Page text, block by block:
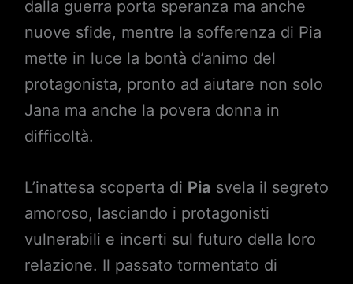
dalla guerra porta speranza ma anche
nuove sfide, mentre la sofferenza di Pia
mette in luce la bontà d’animo del
protagonista, pronto ad aiutare non solo
Jana ma anche la povera donna in
difficoltà.
L’inattesa scoperta di Pia svela il segreto
amoroso, lasciando i protagonisti
vulnerabili e incerti sul futuro della loro
relazione. Il passato tormentato di